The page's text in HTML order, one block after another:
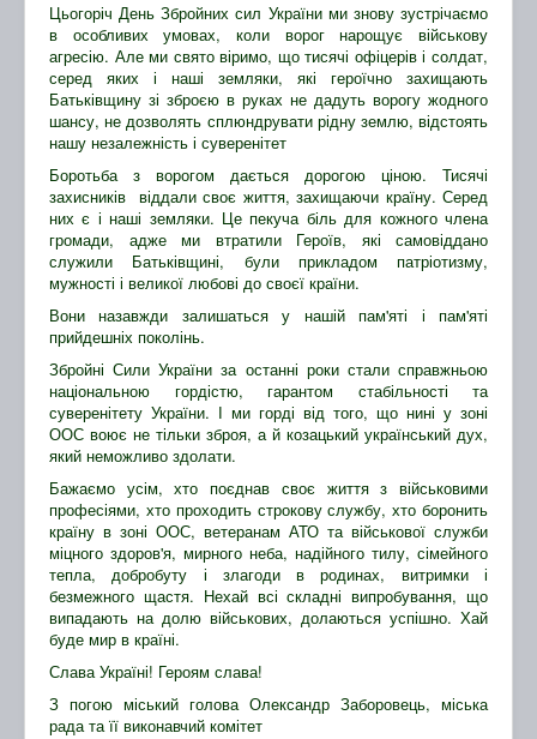
Цьогоріч День Збройних сил України ми знову зустрічаємо
в особливих умовах, коли ворог нарощує військову
агресію. Але ми свято віримо, що тисячі офіцерів і солдат,
серед яких і наші земляки, які героїчно захищають
Батьківщину зі зброєю в руках не дадуть ворогу жодного
шансу, не дозволять сплюндрувати рідну землю, відстоять
нашу незалежність і суверенітет
Боротьба з ворогом дається дорогою ціною. Тисячі
захисників віддали своє життя, захищаючи країну. Серед
них є і наші земляки. Це пекуча біль для кожного члена
громади, адже ми втратили Героїв, які самовіддано
служили Батьківщині, були прикладом патріотизму,
мужності і великої любові до своєї країни.
Вони назавжди залишаться у нашій пам'яті і пам'яті
прийдешніх поколінь.
Збройні Сили України за останні роки стали справжньою
національною гордістю, гарантом стабільності та
суверенітету України. І ми горді від того, що нині у зоні
ООС воює не тільки зброя, а й козацький український дух,
який неможливо здолати.
Бажаємо усім, хто поєднав своє життя з військовими
професіями, хто проходить строкову службу, хто боронить
країну в зоні ООС, ветеранам АТО та військової служби
міцного здоров'я, мирного неба, надійного тилу, сімейного
тепла, добробуту і злагоди в родинах, витримки і
безмежного щастя. Нехай всі складні випробування, що
випадають на долю військових, долаються успішно. Хай
буде мир в країні.
Слава Україні! Героям слава!
З погою міський голова Олександр Заборовець, міська
рада та її виконавчий комітет